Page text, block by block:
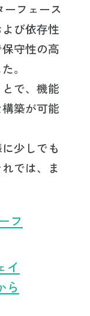
ーフェース
び依存性
守性の高
。
で、機能
築が可能
少しでも
では、ま
フ
イ
ら